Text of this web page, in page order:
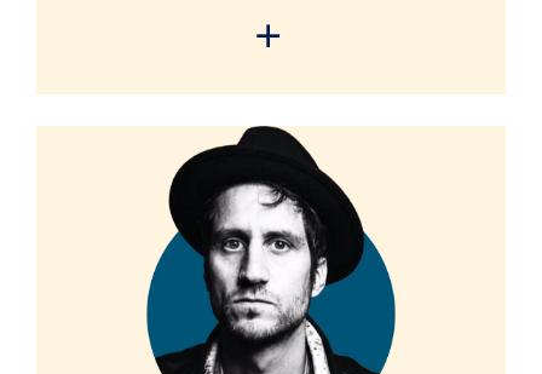
We need your consent to
load the service!
This content is not permitted
to load due to trackers that
are not disclosed to the visitor.